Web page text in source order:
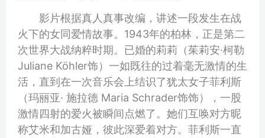
影片根据真人真事改编，讲述一段发生在战
火下的女同爱情故事。1943年的柏林，正是第二
次世界大战纳粹时期。已婚的莉莉（茱莉安·柯勒
Juliane Köhler饰）一如既往的过着毫无激情的生
活，直到在一次音乐会上结识了犹太女子菲利斯
（玛丽亚· 施拉德 Maria Schrader饰饰），一股
激情四射的爱火被瞬间点燃了。她们互唤对方昵
称艾米和加古娅，彼此深爱着对方。菲利斯一直